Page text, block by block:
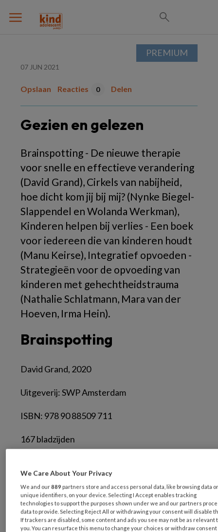
07 JUN 2021
Opslaan Reacties 0 Delen
Gezien en gelezen
Brainspotting - De nieuwe therapie
voor snelle en effectieve verandering
(David Grand), Cirkels van nabijheid,
hoe dicht kom jij bij mij? (Nynke Biegel-
Slappendel en Wolanda Werkman),
Kinderen helpen bij verlies - Een boek
voor iedereen die van kinderen houdt
(Manu Keirse), Integratief opvoeden -
Strategieën voor de opvoeding van
kinderen met gehechtheidstrauma
(Nathalie Schlatmann, Mara van der
Hoeven, Irma Hein).
Brainspotting
David Grand, 2020
Uitgeverij: SWP Amsterdam
ISBN: 978 90 88509 711
167 bladzijden
PREMIUM
We Care About Your Privacy
We and our889 partners store and access personal data, like browsing data
unique identifiers, on your device. Selecting I Accept enables tracking
technologies to support the purposes shown under we and our partners
data to provide. Selecting Reject All or withdrawing your consent will disable
If trackers are disabled, some content and ads you see may not be as relevant
you. You can resurface this menu to change your choices or withdraw consent